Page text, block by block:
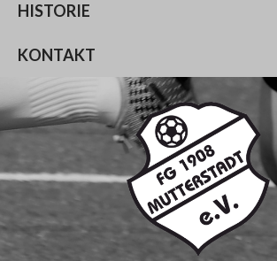
HISTORIE
KONTAKT